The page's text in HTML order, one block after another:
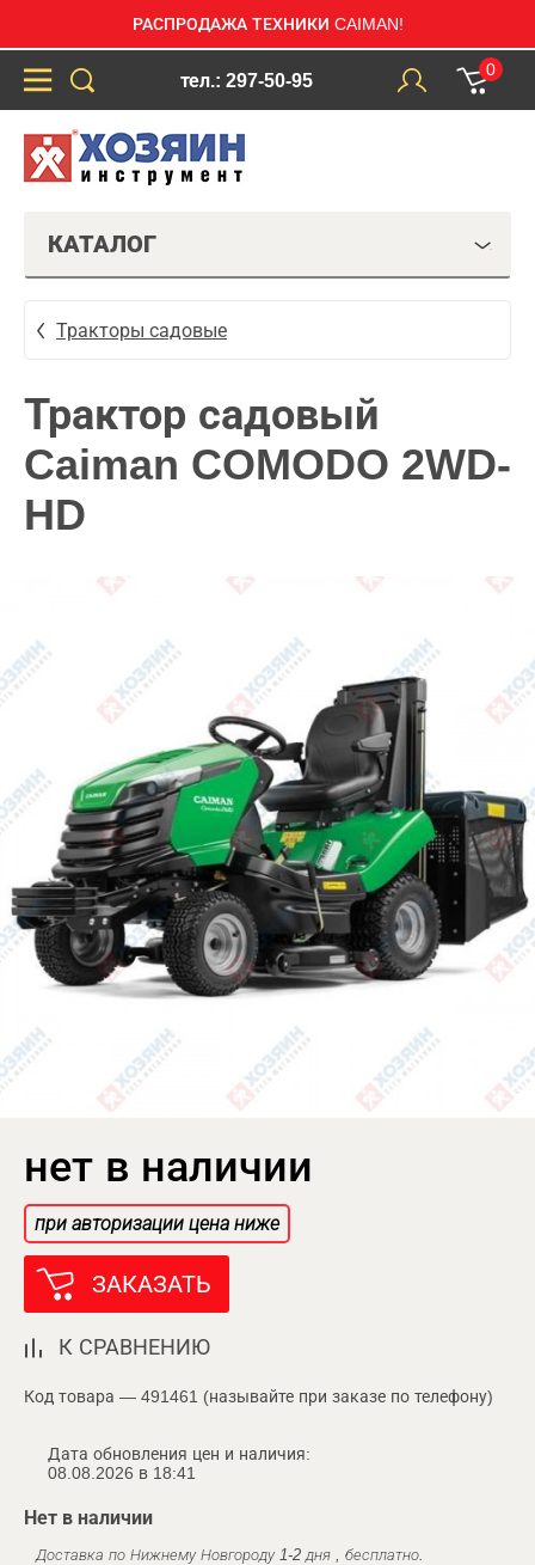
РАСПРОДАЖА ТЕХНИКИ CAIMAN!
тел.: 297-50-95
0
КАТАЛОГ
Тракторы садовые
Трактор садовый
Caiman COMODO 2WD-
HD
нет в наличии
при авторизации цена ниже
ЗАКАЗАТЬ
К СРАВНЕНИЮ
Код товара — 491461 (называйте при заказе по телефону)
Дата обновления цен и наличия:
08.08.2026 в 18:41
Нет в наличии
Доставка по Нижнему Новгороду 1-2 дня , бесплатно.